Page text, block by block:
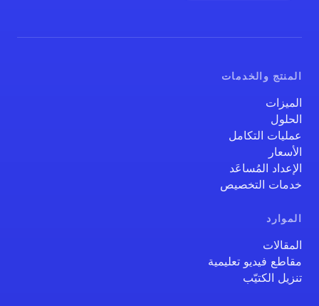
المنتج والخدمات
الميزات
الحلول
عمليات التكامل
الأسعار
الإعداد المُساعَد
خدمات التخصيص
الموارد
المقالات
مقاطع فيديو تعليمية
تنزيل الكتيّب